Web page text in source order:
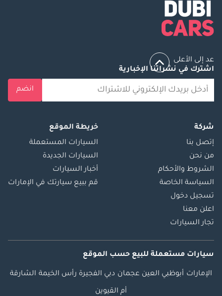
عد إلى الأعلى
اشترك في نشراتنا الإخبارية
انضم
شركة
إتصل بنا
من نحن
الشروط والأحكام
السياسة الخاصة
تسجيل دخول
اعلن معنا
تجار السيارات
خريطة الموقع
السيارات المستعملة
السيارات الجديدة
أخبار السيارات
قم ببيع سيارتك في الإمارات
سيارات مستعملة للبيع حسب الموقع
الإمارات أبوظبي العين عجمان دبي الفجيرة رأس الخيمة الشارقة
أم القيوين